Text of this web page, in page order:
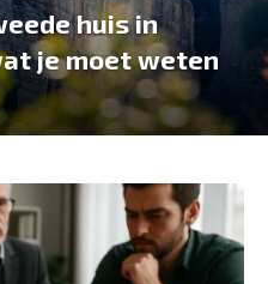
huis in
je moet weten